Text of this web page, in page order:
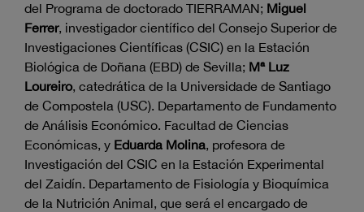
del Programa de doctorado TIERRAMAN; Miguel
Ferrer, investigador científico del Consejo Superior de
Investigaciones Científicas (CSIC) en la Estación
Biológica de Doñana (EBD) de Sevilla; Mª Luz
Loureiro, catedrática de la Universidade de Santiago
de Compostela (USC). Departamento de Fundamento
de Análisis Económico. Facultad de Ciencias
Económicas, y Eduarda Molina, profesora de
Investigación del CSIC en la Estación Experimental
del Zaidín. Departamento de Fisiología y Bioquímica
de la Nutrición Animal, que será el encargado de